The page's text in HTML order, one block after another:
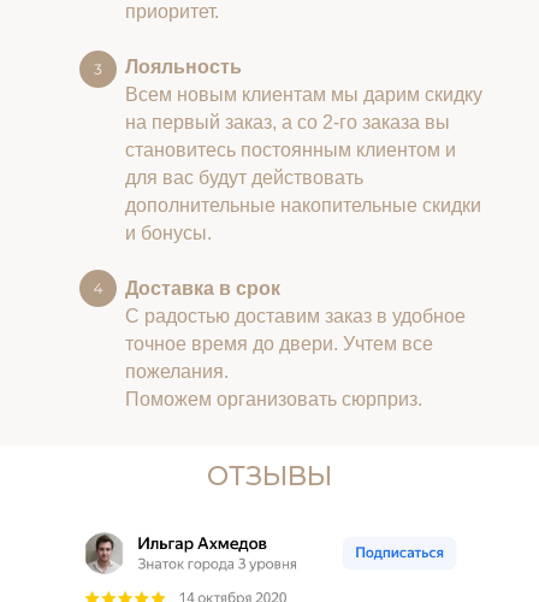
приоритет.
Лояльность
Всем новым клиентам мы дарим скидку
на первый заказ, а со 2-го заказа вы
становитесь постоянным клиентом и
для вас будут действовать
дополнительные накопительные скидки
и бонусы.
Доставка в срок
С радостью доставим заказ в удобное
точное время до двери. Учтем все
пожелания.
Поможем организовать сюрприз.
ОТЗЫВЫ